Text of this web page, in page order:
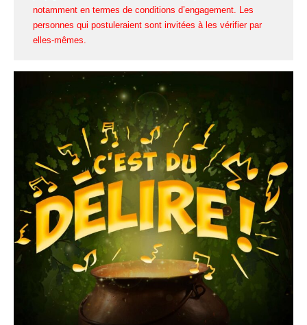
notamment en termes de conditions d’engagement. Les
personnes qui postuleraient sont invitées à les vérifier par
elles-mêmes.